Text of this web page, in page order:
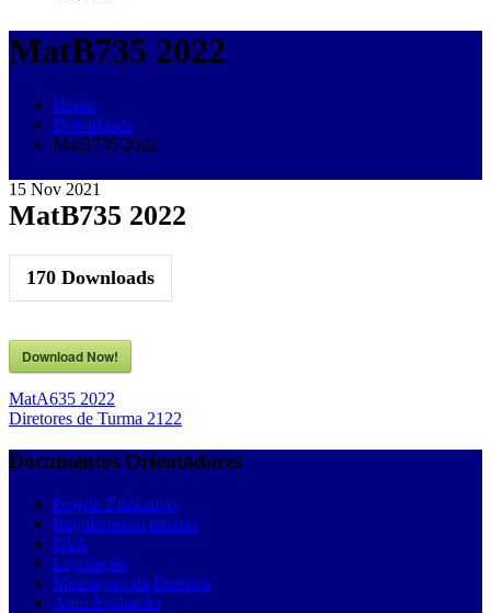
MatB735 2022
Home
Downloads
MatB735 2022
15 Nov 2021
MatB735 2022
170 Downloads
Download Now!
Navegação
de
artigos
MatA635 2022
Diretores de Turma 2122
Documentos Orientadores
Projeto Educativo
Regulamento interno
PAA
Legislação
Mensagem da Diretora
Auto Avaliação